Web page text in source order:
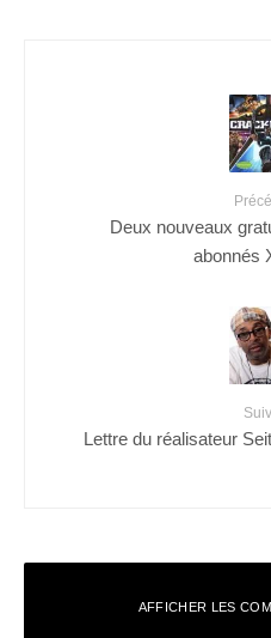
Deux nouveaux
abonnés
Lettre du réalisateur
AFFICHER LES